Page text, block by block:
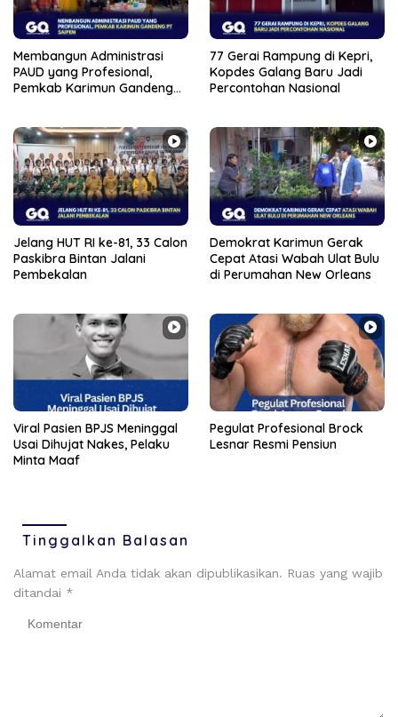
Membangun Administrasi
PAUD yang Profesional,
Pemkab Karimun Gandeng
77 Gerai Rampung di Kepri,
Kopdes Galang Baru Jadi
Percontohan Nasional
Jelang HUT RI ke-81, 33 Calon
Paskibra Bintan Jalani
Pembekalan
Demokrat Karimun Gerak
Cepat Atasi Wabah Ulat Bulu
di Perumahan New Orleans
Viral Pasien BPJS Meninggal
Usai Dihujat Nakes, Pelaku
Minta Maaf
Pegulat Profesional Brock
Lesnar Resmi Pensiun
Tinggalkan Balasan
Alamat email Anda tidak akan dipublikasikan. Ruas yang wajib
ditandai *